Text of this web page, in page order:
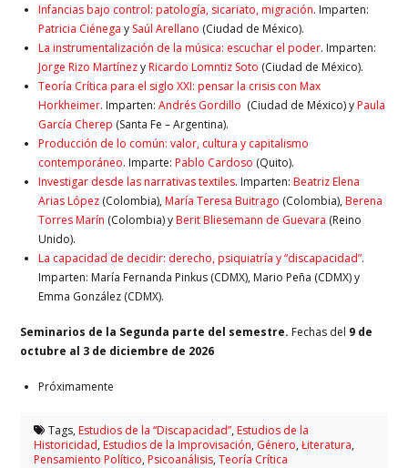
Infancias bajo control: patología, sicariato, migración. Imparten:
Patricia Ciénega y Saúl Arellano (Ciudad de México).
La instrumentalización de la música: escuchar el poder. Imparten:
Jorge Rizo MartínezyRicardo Lomntiz Soto (Ciudad de México).
Teoría Crítica para el siglo XXI: pensar la crisis con Max
Horkheimer. Imparten:Andrés Gordillo (Ciudad de México) yPaula
García Cherep (Santa Fe – Argentina).
Producción de lo común: valor, cultura y capitalismo
contemporáneo. Imparte:Pablo Cardoso (Quito).
Investigar desde las narrativas textiles. Imparten:Beatriz Elena
Arias López (Colombia),María Teresa Buitrago (Colombia),Berena
Torres Marín (Colombia) yBerit Bliesemann de Guevara (Reino
Unido).
La capacidad de decidir: derecho, psiquiatría y “discapacidad”.
Imparten: María Fernanda Pinkus (CDMX), Mario Peña (CDMX) y
Emma González (CDMX).
Seminarios de la Segunda parte del semestre. Fechas del 9 de
octubre al 3 de diciembre de 2026
Próximamente
Tags,Estudios de la “Discapacidad”,Estudios de la
Historicidad,Estudios de la Improvisación, Género,Łiteratura,
Pensamiento Político,Psicoanálisis,Teoría Crítica